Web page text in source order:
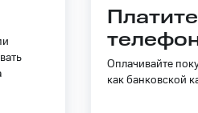
Акции и скидкиВсе
Оплачивайте
как банковской